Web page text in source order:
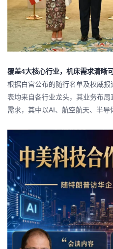
覆盖4大核心行业，机床需求清晰
根据白宫公布的随行名单及权威
表均来自各行业龙头，其业务布
需求，其中以AI、航空航天、半导